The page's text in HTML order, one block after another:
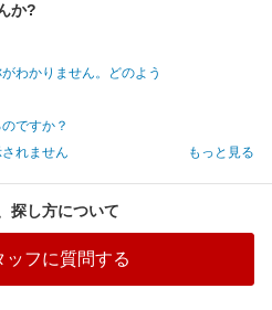
か?
わかりません。どのよう
ですか？
れません
もっと見る
探し方について
ッフに質問する